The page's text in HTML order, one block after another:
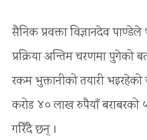
सैनिक प्रवक्ता विज्ञानदेव
प्रक्रिया अन्तिम चरणमा पुगेको
रकम भुक्तानीको तयारी
करोड ४० लाख रुपैयाँ बराबरको
गरिँदै छन् ।